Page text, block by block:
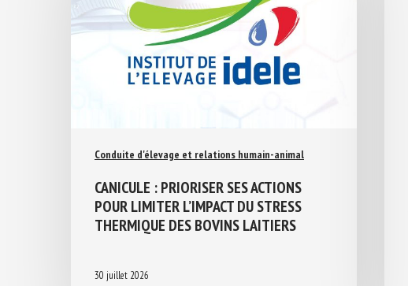
Conduite d'élevage et relations humain-animal
CANICULE : PRIORISER SES ACTIONS
POUR LIMITER L’IMPACT DU STRESS
THERMIQUE DES BOVINS LAITIERS
30 juillet 2026